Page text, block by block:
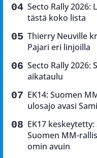
Secto Rally
tästä koko lista
Thierry Neuville
Pajari eri linjoilla
Secto Rally
aikataulu
EK14: Suomen
ulosajo avasi
EK17
Suomen MM-
omin avuin